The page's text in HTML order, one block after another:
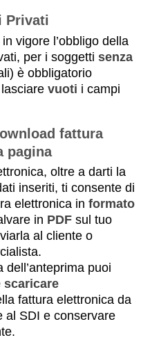
Privati
vigore l’obbligo della
per i soggettisenza
è obbligatorio
vuoti i campi
fattura
pagina
oltre a darti la
inseriti, ti consente di
elettronica informato
in PDF sul tuo
al cliente o
puoi
scaricare
fattura elettronica da
al SDI e conservare